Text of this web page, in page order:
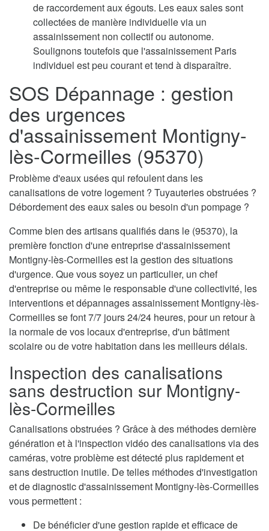
de raccordement aux égouts. Les eaux sales sont
collectées de manière individuelle via un
assainissement non collectif ou autonome.
Soulignons toutefois que l'assainissement Paris
individuel est peu courant et tend à disparaître.
SOS Dépannage : gestion
des urgences
d'assainissement Montigny-
lès-Cormeilles (95370)
Problème d'eaux usées qui refoulent dans les
canalisations de votre logement ? Tuyauteries obstruées ?
Débordement des eaux sales ou besoin d'un pompage ?
Comme bien des artisans qualifiés dans le (95370), la
première fonction d'une entreprise d'assainissement
Montigny-lès-Cormeilles est la gestion des situations
d'urgence. Que vous soyez un particulier, un chef
d'entreprise ou même le responsable d'une collectivité, les
interventions et dépannages assainissement Montigny-lès-
Cormeilles se font 7/7 jours 24/24 heures, pour un retour à
la normale de vos locaux d'entreprise, d'un bâtiment
scolaire ou de votre habitation dans les meilleurs délais.
Inspection des canalisations
sans destruction sur Montigny-
lès-Cormeilles
Canalisations obstruées ? Grâce à des méthodes dernière
génération et à l'inspection vidéo des canalisations via des
caméras, votre problème est détecté plus rapidement et
sans destruction inutile. De telles méthodes d'investigation
et de diagnostic d'assainissement Montigny-lès-Cormeilles
vous permettent :
De bénéficier d'une gestion rapide et efficace de